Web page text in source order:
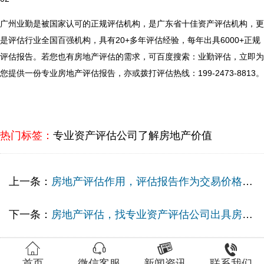
广州业勤是被国家认可的正规评估机构，是广东省十佳资产评估机构，更
是评估行业全国百强机构，具有20+多年评估经验，每年出具6000+正规
评估报告。若您也有房地产评估的需求，可百度搜索：业勤评估，立即为
您提供一份专业房地产评估报告，亦或拨打评估热线：199-2473-8813。
热门标签： 专业资产评估公司了解房地产价值
上一条： 房地产评估作用，评估报告作为交易价格的参考
下一条： 房地产评估，找专业资产评估公司出具房产评估报告
   